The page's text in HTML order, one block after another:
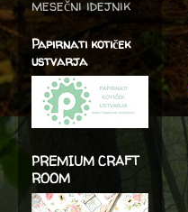
mesečni idejnik
Papirnati kotiček
ustvarja
PREMIUM CRAFT
ROOM